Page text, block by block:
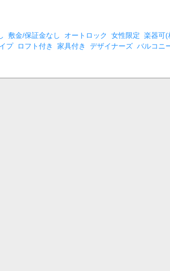
敷金/保証金なし オートロック 女性限定 楽器可(
プ ロフト付き 家具付き デザイナーズ バルコニ